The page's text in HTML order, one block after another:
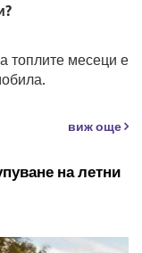
топлите месеци е
виж още
на летни